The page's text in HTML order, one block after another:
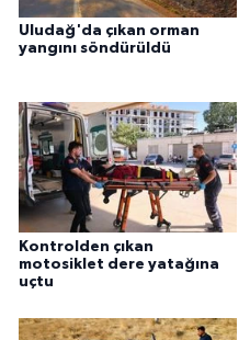
Uludağ'da çıkan orman
yangını söndürüldü
Kontrolden çıkan
motosiklet dere yatağına
uçtu